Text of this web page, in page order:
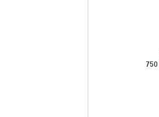
מספקת פתרון יעיל ונוח להרמת משאות כבדים במשקל של עד 600 ק"ג לגובה מקסימלי של 750